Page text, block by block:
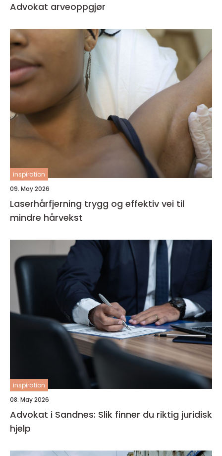
Advokat arveoppgjør
inspiration
09. May 2026
Laserhårfjerning trygg og effektiv vei til
mindre hårvekst
inspiration
08. May 2026
Advokat i Sandnes: Slik finner du riktig juridisk
hjelp